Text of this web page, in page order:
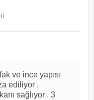
ve ince yapısı
ediliyor .
sağlıyor . 3